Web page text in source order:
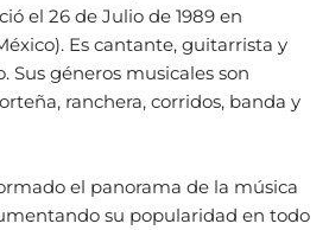
el 26 de Julio de 1989 en
Es cantante, guitarrista y
Sus géneros musicales son
ranchera, corridos, banda y
el panorama de la música
su popularidad en todo